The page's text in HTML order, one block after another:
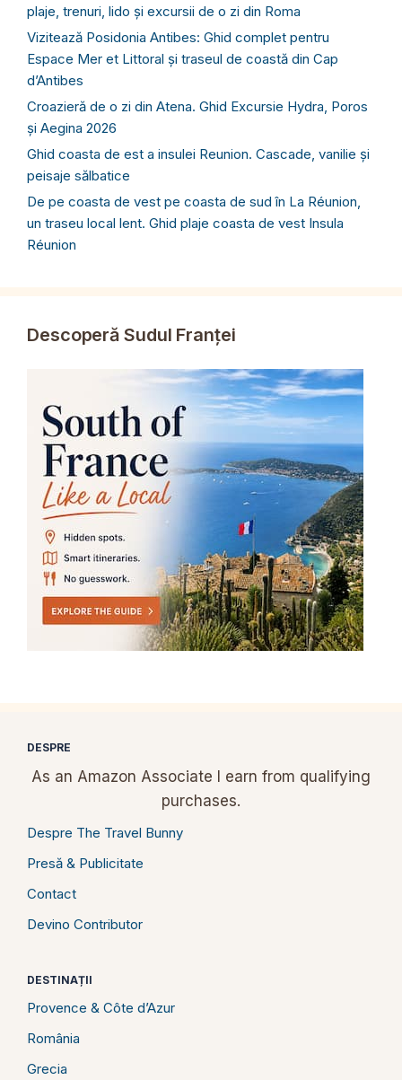
plaje, trenuri, lido și excursii de o zi din Roma
Vizitează Posidonia Antibes: Ghid complet pentru
Espace Mer et Littoral și traseul de coastă din Cap
d’Antibes
Croazieră de o zi din Atena. Ghid Excursie Hydra, Poros
și Aegina 2026
Ghid coasta de est a insulei Reunion. Cascade, vanilie și
peisaje sălbatice
De pe coasta de vest pe coasta de sud în La Réunion,
un traseu local lent. Ghid plaje coasta de vest Insula
Réunion
Descoperă Sudul Franței
DESPRE
As an Amazon Associate I earn from qualifying
purchases.
Despre The Travel Bunny
Presă & Publicitate
Contact
Devino Contributor
DESTINAȚII
Provence & Côte d’Azur
România
Grecia